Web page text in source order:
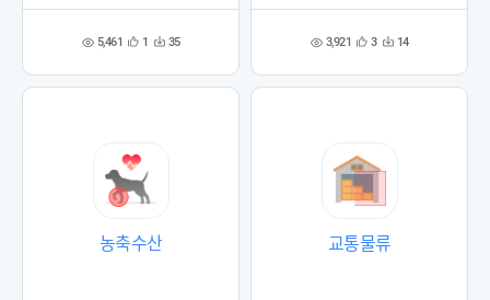
조 5,461 관
록
1 다 35
조 3,921 관
록
3 다 14
농축수산 교통물류